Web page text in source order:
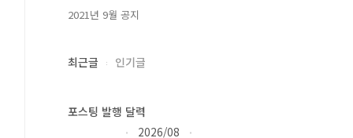
2021년 9월 공지
최근글 인기글
포스팅 발행 달력
« 2026/08 »